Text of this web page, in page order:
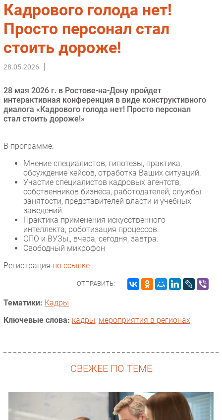
Импорто­замещение
Автоматизация Промышленности
Интернет
Мобильная связь
Фиксированная связь
Интеграция
Рынок ПК
Маркетинг
Outsourcing
Кадры
Регулирование
Финансы
Web
Безопасность
Инновации
CIO/Управление ИТ
РАЗДЕЛЫ
Аналитика
IT класс
Кадрового голода нет!
Просто персонал стал
стоить дороже!
28.05.2026
28 мая 2026 г. в Ростове-на-Дону пройдет
интерактивная конференция в виде конструктивного
диалога «Кадрового голода нет! Просто персонал
стал стоить дороже!»
В программе:
Мнение специалистов, гипотезы, практика,
обсуждение кейсов, отработка Ваших ситуаций.
Участие специалистов кадровых агентств,
собственников бизнеса, работодателей, службы
занятости, представителей власти и учебных
заведений.
Практика применения искусственного
интеллекта, роботизация процессов.
СПО и ВУЗы,, вчера, сегодня, завтра.
Свободный микрофон
Регистрация по ссылке
ОТПРАВИТЬ:
Тематики: Кадры
Ключевые слова: кадры, мероприятия в регионах
СВЕЖЕЕ ПО ТЕМЕ